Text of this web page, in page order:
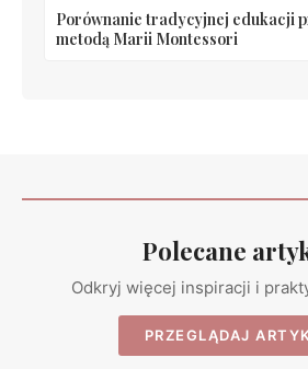
Porównanie tradycyjnej edukacji
metodą Marii Montessori
Polecane
Odkryj więcej inspiracji i
PRZEGLĄDAJ